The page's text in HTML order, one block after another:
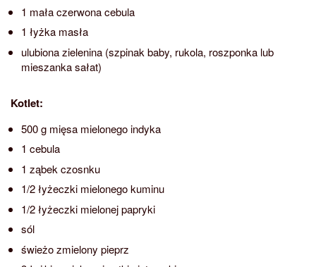
1 mała czerwona cebula
1 łyżka masła
ulubiona zielenina (szpinak baby, rukola, roszponka lub
mieszanka sałat)
Kotlet:
500 g mięsa mielonego indyka
1 cebula
1 ząbek czosnku
1/2 łyżeczki mielonego kuminu
1/2 łyżeczki mielonej papryki
sól
świeżo zmielony pieprz